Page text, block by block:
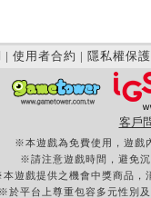
| 使用者合約 | 隱私權保護
客戶
※本遊戲為免費使用，遊戲
※請注意遊戲時間，避免
遊戲提供之機會中獎商品，
※於平台上尊重包容多元性別